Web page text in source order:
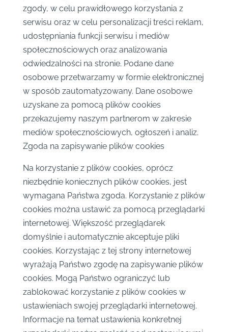
zgody, w celu prawidłowego korzystania z
serwisu oraz w celu personalizacji treści reklam,
udostępniania funkcji serwisu i mediów
społecznościowych oraz analizowania
odwiedzalności na stronie. Podane dane
osobowe przetwarzamy w formie elektronicznej
w sposób zautomatyzowany. Dane osobowe
uzyskane za pomocą plików cookies
przekazujemy naszym partnerom w zakresie
mediów społecznościowych, ogłoszeń i analiz.
Zgoda na zapisywanie plików cookies
Na korzystanie z plików cookies, oprócz
niezbędnie koniecznych plików cookies, jest
wymagana Państwa zgoda. Korzystanie z plików
cookies można ustawić za pomocą przeglądarki
internetowej. Większość przeglądarek
domyślnie i automatycznie akceptuje pliki
cookies. Korzystając z tej strony internetowej
wyrażają Państwo zgodę na zapisywanie plików
cookies. Mogą Państwo ograniczyć lub
zablokować korzystanie z plików cookies w
ustawieniach swojej przeglądarki internetowej.
Informacje na temat ustawienia konkretnej